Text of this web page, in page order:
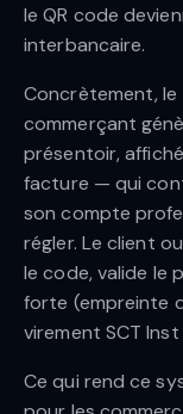
le QR code
interbancaire.
Concrètement, le
commerçant
présentoir,
facture — qui
son compte
régler. Le client
le code, valide le
forte (empreinte
virement SCT
Ce qui rend ce